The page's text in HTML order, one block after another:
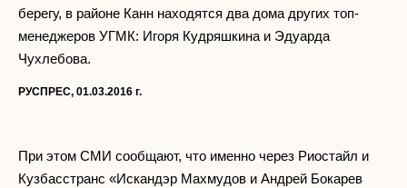
берегу, в районе Канн находятся два дома других топ-
менеджеров УГМК: Игоря Кудряшкина и Эдуарда
Чухлебова.
РУСПРЕС, 01.03.2016 г.
При этом СМИ сообщают, что именно через Риостайл и
Кузбасстранс «Искандэр Махмудов и Андрей Бокарев